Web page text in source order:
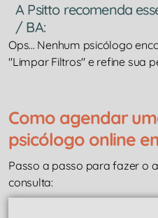
A Psitto recomenda
/ BA:
Ops... Nenhum psicólogo
"Limpar Filtros" e refine sua
Como agendar
psicólogo online
Passo a passo para fazer o
consulta: